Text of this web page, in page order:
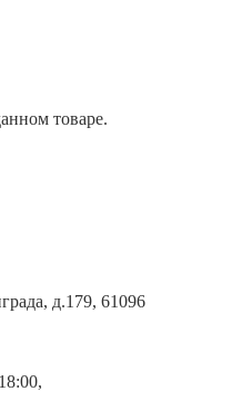
товаре.
д.179, 61096